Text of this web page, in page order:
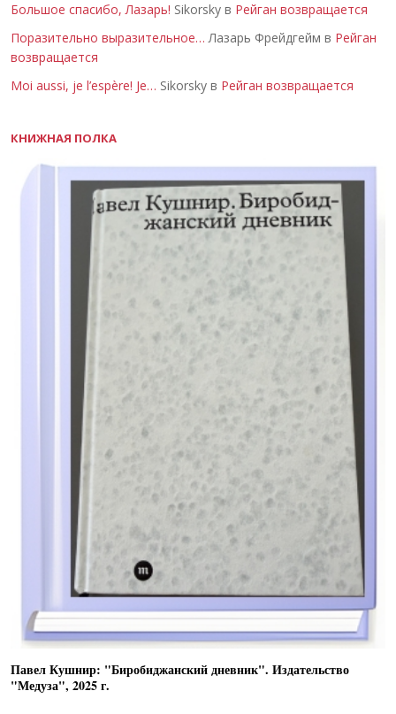
Большое спасибо, Лазарь! Sikorsky в Рейган возвращается
Поразительно выразительное… Лазарь Фрейдгейм в Рейган
возвращается
Moi aussi, je l’espère! Je… Sikorsky в Рейган возвращается
КНИЖНАЯ ПОЛКА
Павел Кушнир: "Биробиджанский дневник". Издательство
"Медуза", 2025 г.